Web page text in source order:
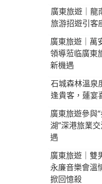
廣東旅遊｜龍
旅游招遊引客
廣東旅遊｜萬
領導蒞临廣東
新機遇
石城森林溫泉
逢貴客，蓮宴
廣東旅遊參與
湖”深港旅業
遇
廣東旅遊｜雙
永廉音樂會溫
掀回憶殺